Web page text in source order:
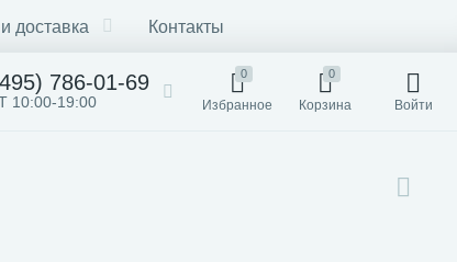
доставка Контакты
786-01-69
10:00-19:00
0
Избранное
0
Корзина Войти